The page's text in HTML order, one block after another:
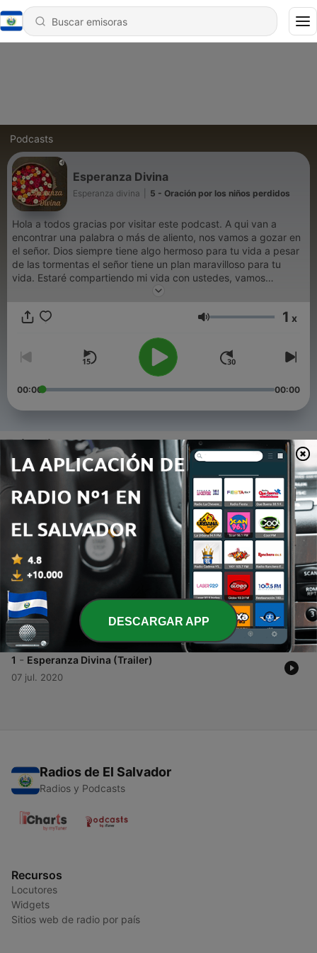
Podcasts
Esperanza Divina
Esperanza divina 5 - Oración por los niños perdidos
Hola a todos gracias por visitar este podcast. A qui van a
encontrar una palabra o más de aliento, nos vamos a gozar en
el señor. Dios siempre tiene algo hermoso para tu vida a pesar
de las tormentas el señor tiene un plan maravilloso para tu
vida. Estaré compartiendo mi vida con ustedes, vamos
sígueme vamos juntos o juntas a ver lo que el señor tiene para
Volumen 1 x
00:00 00:00
Episodios
5 Oración por los niños perdidos
20 mayo 2021
4 - Certeza en un mundo incierto.
3 Oracion para los enfermos.
2 - Salmo 91 palabra de aliento
18 jul. 2020
1 - Esperanza Divina (Trailer)
07 jul. 2020
Radios de El Salvador
Radios y Podcasts
Recursos
Locutores
Widgets
Sitios web de radio por país
DESCARGAR APP